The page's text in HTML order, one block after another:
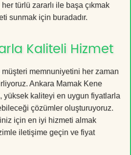
türlü zararlı ile başa çıkmak
sunmak için buradadır.
Kaliteli Hizmet
memnuniyetini her zaman
Ankara Mamak Kene
yüksek kaliteyi en uygun fiyatlarla
çözümler oluşturuyoruz.
için en iyi hizmeti almak
iletişime geçin ve fiyat